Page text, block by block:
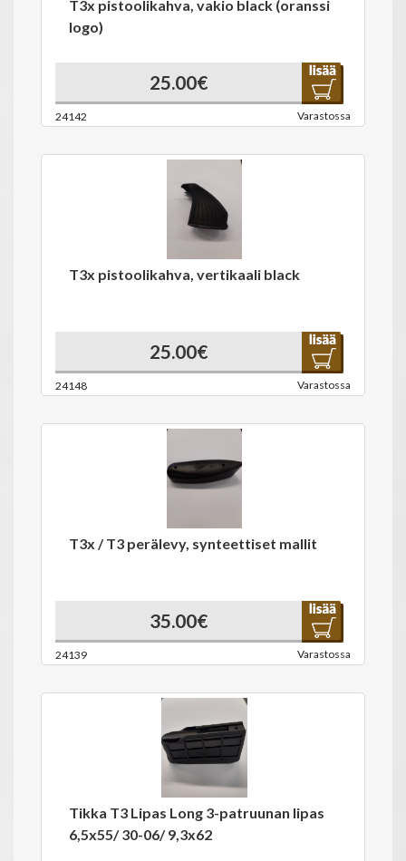
T3x pistoolikahva, vakio black (oranssi
logo)
25.00€
24142 Varastossa
T3x pistoolikahva, vertikaali black
25.00€
24148 Varastossa
T3x / T3 perälevy, synteettiset mallit
35.00€
24139 Varastossa
Tikka T3 Lipas Long 3-patruunan lipas
6,5x55/ 30-06/ 9,3x62